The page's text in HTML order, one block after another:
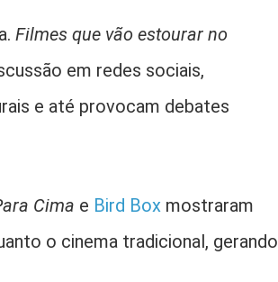
Filmes que vão estourar no
em redes sociais,
e até provocam debates
Cima e Bird Box mostraram
o cinema tradicional, gerando